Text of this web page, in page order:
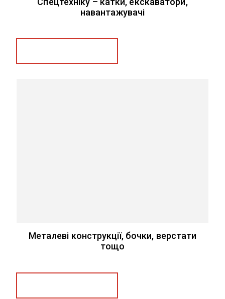
навантажувачі
Металеві конструкції, бочки, верстати
тощо